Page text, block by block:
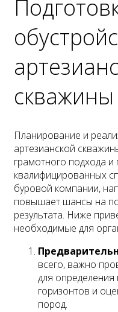
скважины
Планирование и
артезианской
грамотного подхода и
квалифицированных
буровой компании,
повышает шансы на
результата. Ниже
необходимые для
всего, важно
для
горизонтов и
пород.